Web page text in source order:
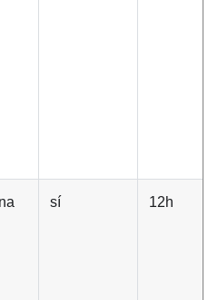
sí 12h